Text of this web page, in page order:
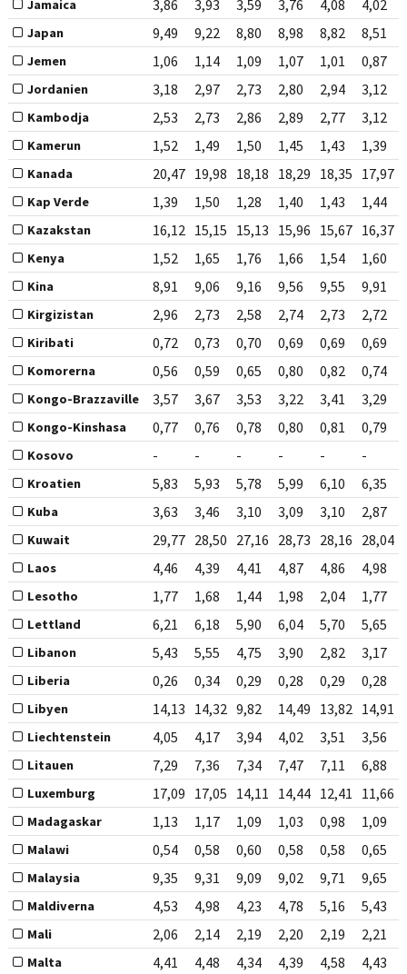
Jamaica 3,86 3,93 3,59 3,76 4,08 4,02
Japan 9,49 9,22 8,80 8,98 8,82 8,51
Jemen 1,06 1,14 1,09 1,07 1,01 0,87
Jordanien 3,18 2,97 2,73 2,80 2,94 3,12
Kambodja 2,53 2,73 2,86 2,89 2,77 3,12
Kamerun 1,52 1,49 1,50 1,45 1,43 1,39
Kanada 20,47 19,98 18,18 18,29 18,35 17,97
Kap Verde 1,39 1,50 1,28 1,40 1,43 1,44
Kazakstan 16,12 15,15 15,13 15,96 15,67 16,37
Kenya 1,52 1,65 1,76 1,66 1,54 1,60
Kina 8,91 9,06 9,16 9,56 9,55 9,91
Kirgizistan 2,96 2,73 2,58 2,74 2,73 2,72
Kiribati 0,72 0,73 0,70 0,69 0,69 0,69
Komorerna 0,56 0,59 0,65 0,80 0,82 0,74
Kongo-Brazzaville 3,57 3,67 3,53 3,22 3,41 3,29
Kongo-Kinshasa 0,77 0,76 0,78 0,80 0,81 0,79
Kosovo - - - - - -
Kroatien 5,83 5,93 5,78 5,99 6,10 6,35
Kuba 3,63 3,46 3,10 3,09 3,10 2,87
Kuwait 29,77 28,50 27,16 28,73 28,16 28,04
Laos 4,46 4,39 4,41 4,87 4,86 4,98
Lesotho 1,77 1,68 1,44 1,98 2,04 1,77
Lettland 6,21 6,18 5,90 6,04 5,70 5,65
Libanon 5,43 5,55 4,75 3,90 2,82 3,17
Liberia 0,26 0,34 0,29 0,28 0,29 0,28
Libyen 14,13 14,32 9,82 14,49 13,82 14,91
Liechtenstein 4,05 4,17 3,94 4,02 3,51 3,56
Litauen 7,29 7,36 7,34 7,47 7,11 6,88
Luxemburg 17,09 17,05 14,11 14,44 12,41 11,66
Madagaskar 1,13 1,17 1,09 1,03 0,98 1,09
Malawi 0,54 0,58 0,60 0,58 0,58 0,65
Malaysia 9,35 9,31 9,09 9,02 9,71 9,65
Maldiverna 4,53 4,98 4,23 4,78 5,16 5,43
Mali 2,06 2,14 2,19 2,20 2,19 2,21
Malta 4,41 4,48 4,34 4,39 4,58 4,43